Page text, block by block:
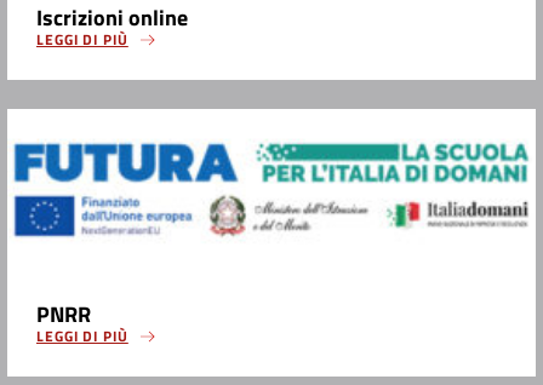
Iscrizioni online
LEGGI DI PIÙ
PNRR
LEGGI DI PIÙ